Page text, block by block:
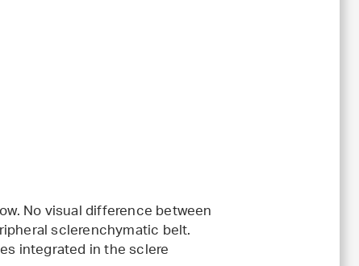
No visual difference between
sclerenchymatic belt.
integrated in the sclere